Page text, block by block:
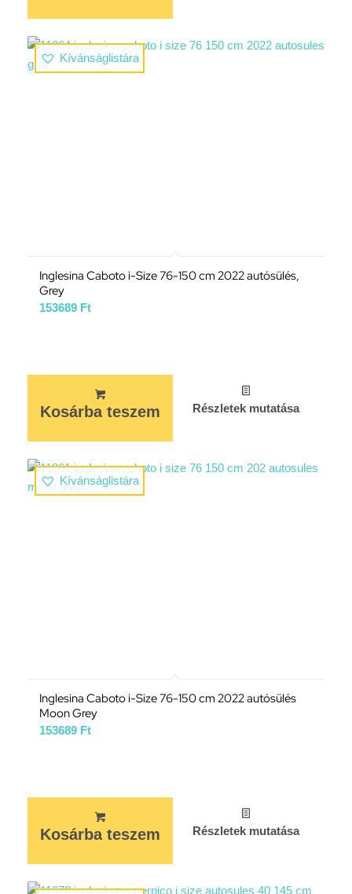
Kívánságlistára
Inglesina Caboto i-Size 76-150 cm 2022 autósülés,
Grey
153689 Ft
Kosárba teszem Részletek mutatása
Kívánságlistára
Inglesina Caboto i-Size 76-150 cm 2022 autósülés
Moon Grey
153689 Ft
Kosárba teszem Részletek mutatása